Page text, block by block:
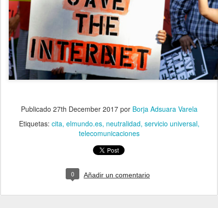
Publicado 27th December 2017por Borja Adsuara Varela
Etiquetas: cita elmundo.es neutralidad servicio universal
telecomunicaciones
0 Añadir un comentario